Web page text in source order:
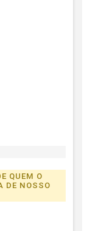
QUEM O
DE NOSSO